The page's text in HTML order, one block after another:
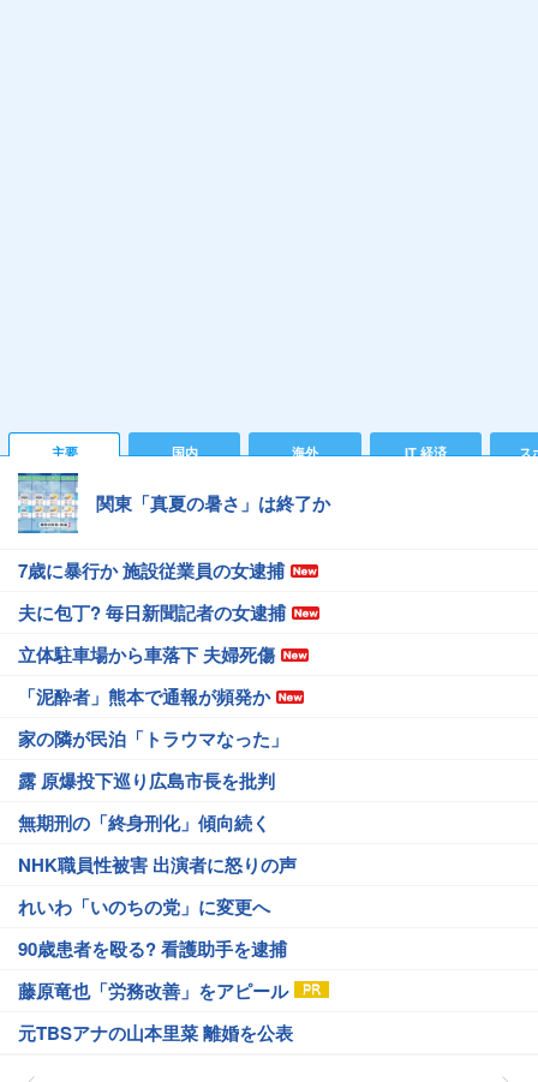
主要 国内 海外 IT 経済 ス
関東「真夏の暑さ」は終了か
7歳に暴行か 施設従業員の女逮捕
夫に包丁? 毎日新聞記者の女逮捕
立体駐車場から車落下 夫婦死傷
「泥酔者」熊本で通報が頻発か
家の隣が民泊「トラウマなった」
露 原爆投下巡り広島市長を批判
無期刑の「終身刑化」傾向続く
NHK職員性被害 出演者に怒りの声
れいわ「いのちの党」に変更へ
90歳患者を殴る? 看護助手を逮捕
藤原竜也「労務改善」をアピール
元TBSアナの山本里菜 離婚を公表